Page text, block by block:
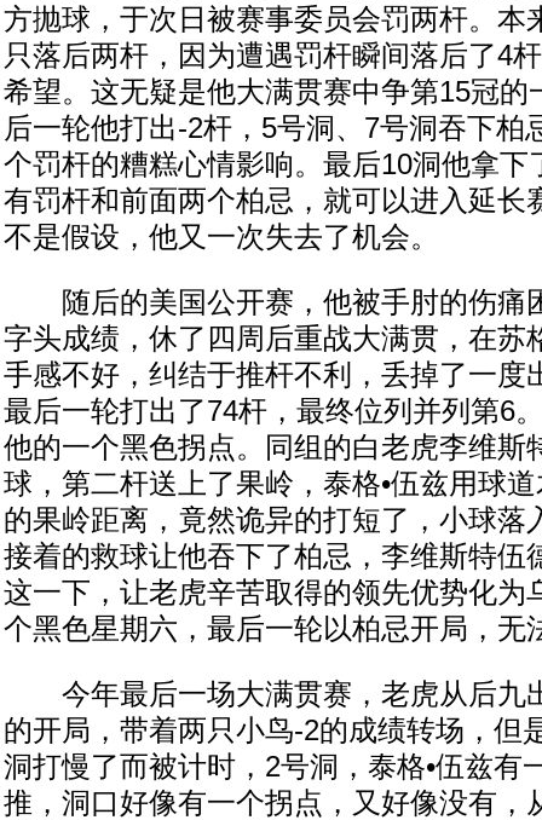
方抛球，于次日被赛事委员会罚两杆。本
只落后两杆，因为遭遇罚杆瞬间落后了4
希望。这无疑是他大满贯赛中争第15冠的
后一轮他打出-2杆，5号洞、7号洞吞下柏
个罚杆的糟糕心情影响。最后10洞他拿下
有罚杆和前面两个柏忌，就可以进入延长
不是假设，他又一次失去了机会。
随后的美国公开赛，他被手肘的伤痛
字头成绩，休了四周后重战大满贯，在苏
手感不好，纠结于推杆不利，丢掉了一度
最后一轮打出了74杆，最终位列并列第6
他的一个黑色拐点。同组的白老虎李维斯
球，第二杆送上了果岭，泰格•伍兹用球
的果岭距离，竟然诡异的打短了，小球落
接着的救球让他吞下了柏忌，李维斯特伍
这一下，让老虎辛苦取得的领先优势化为
个黑色星期六，最后一轮以柏忌开局，无
今年最后一场大满贯赛，老虎从后九
的开局，带着两只小鸟-2的成绩转场，但
洞打慢了而被计时，2号洞，泰格•伍兹有
推，洞口好像有一个拐点，又好像没有，